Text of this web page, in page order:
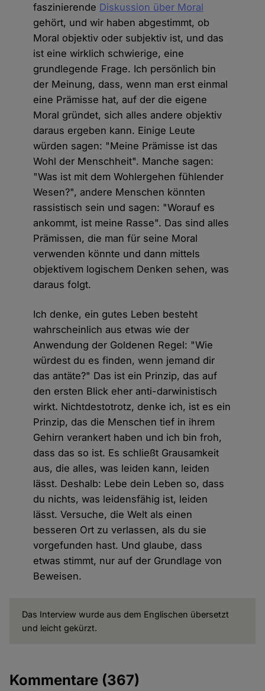
faszinierende Diskussion über Moral
gehört, und wir haben abgestimmt, ob
Moral objektiv oder subjektiv ist, und das
ist eine wirklich schwierige, eine
grundlegende Frage. Ich persönlich bin
der Meinung, dass, wenn man erst einmal
eine Prämisse hat, auf der die eigene
Moral gründet, sich alles andere objektiv
daraus ergeben kann. Einige Leute
würden sagen: "Meine Prämisse ist das
Wohl der Menschheit". Manche sagen:
"Was ist mit dem Wohlergehen fühlender
Wesen?", andere Menschen könnten
rassistisch sein und sagen: "Worauf es
ankommt, ist meine Rasse". Das sind alles
Prämissen, die man für seine Moral
verwenden könnte und dann mittels
objektivem logischem Denken sehen, was
daraus folgt.
Ich denke, ein gutes Leben besteht
wahrscheinlich aus etwas wie der
Anwendung der Goldenen Regel: "Wie
würdest du es finden, wenn jemand dir
das antäte?" Das ist ein Prinzip, das auf
den ersten Blick eher anti-darwinistisch
wirkt. Nichtdestotrotz, denke ich, ist es ein
Prinzip, das die Menschen tief in ihrem
Gehirn verankert haben und ich bin froh,
dass das so ist. Es schließt Grausamkeit
aus, die alles, was leiden kann, leiden
lässt. Deshalb: Lebe dein Leben so, dass
du nichts, was leidensfähig ist, leiden
lässt. Versuche, die Welt als einen
besseren Ort zu verlassen, als du sie
vorgefunden hast. Und glaube, dass
etwas stimmt, nur auf der Grundlage von
Beweisen.
Das Interview wurde aus dem Englischen übersetzt
und leicht gekürzt.
Kommentare (367)